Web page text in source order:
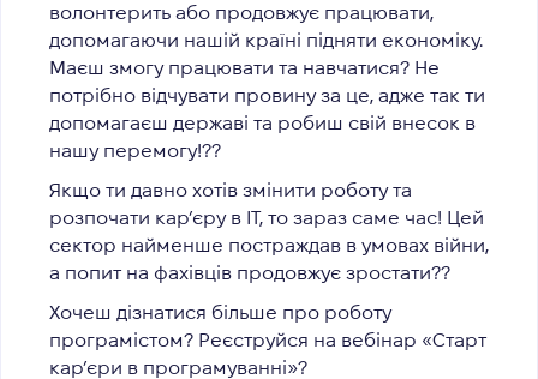
волонтерить або продовжує працювати,
допомагаючи нашій країні підняти економіку.
Маєш змогу працювати та навчатися? Не
потрібно відчувати провину за це, адже так ти
допомагаєш державі та робиш свій внесок в
нашу перемогу!??
Якщо ти давно хотів змінити роботу та
розпочати кар’єру в IT, то зараз саме час! Цей
сектор найменше постраждав в умовах війни,
а попит на фахівців продовжує зростати??
Хочеш дізнатися більше про роботу
програмістом? Реєструйся на вебінар «Старт
кар’єри в програмуванні»?